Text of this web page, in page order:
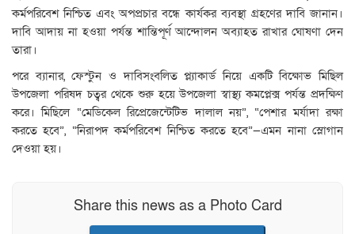
কর্মপরিবেশ নিশ্চিত এবং অপপ্রচার বন্ধে কার্যকর ব্যবস্থা গ্রহণের দাবি জানান।
দাবি আদায় না হওয়া পর্যন্ত শান্তিপূর্ণ আন্দোলন অব্যাহত রাখার ঘোষণা দেন
তারা।
পরে ব্যানার, ফেস্টুন ও দাবিসংবলিত প্ল্যাকার্ড নিয়ে একটি বিক্ষোভ মিছিল
উপজেলা পরিষদ চত্বর থেকে শুরু হয়ে উপজেলা স্বাস্থ্য কমপ্লেক্স পর্যন্ত প্রদক্ষিণ
করে। মিছিলে “মেডিকেল রিপ্রেজেন্টেটিভ দালাল নয়”, “পেশার মর্যাদা রক্ষা
করতে হবে”, “নিরাপদ কর্মপরিবেশ নিশ্চিত করতে হবে”—এমন নানা স্লোগান
দেওয়া হয়।
Share this news as a Photo Card